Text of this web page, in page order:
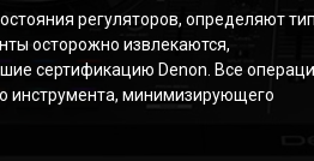
регуляторов, определяют
осторожно извлекаются,
сертификацию Denon. Все
инструмента, минимизирующего